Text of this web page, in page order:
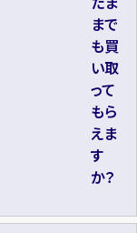
まで
も買
い取
って
もら
えま
す
か？